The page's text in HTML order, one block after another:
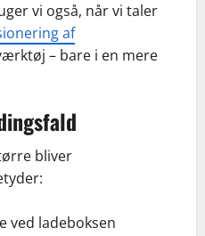
vi også, når vi taler
af
– bare i en mere
bliver
ved ladeboksen